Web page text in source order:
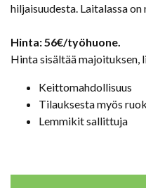
hiljaisuudesta. Laitalassa
Hinta: 56€/työhuone.
Hinta sisältää majoituksen,
Keittomahdollisuus
Tilauksesta myös
Lemmikit sallittuja